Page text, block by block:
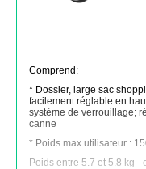
Comprend:
* Dossier, large sac
facilement réglable en
système de verrouillage;
canne
* Poids max utilisateur :
Poids entre 5.7 et 5.8 kg -